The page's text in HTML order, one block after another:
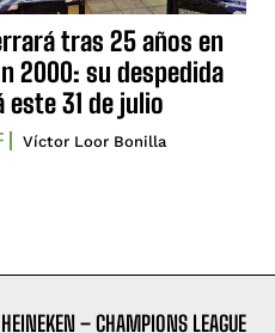
tras 25 años en
2000: su despedida
este 31 de julio
Víctor Loor Bonilla
HEINEKEN – CHAMPIONS LEAGUE